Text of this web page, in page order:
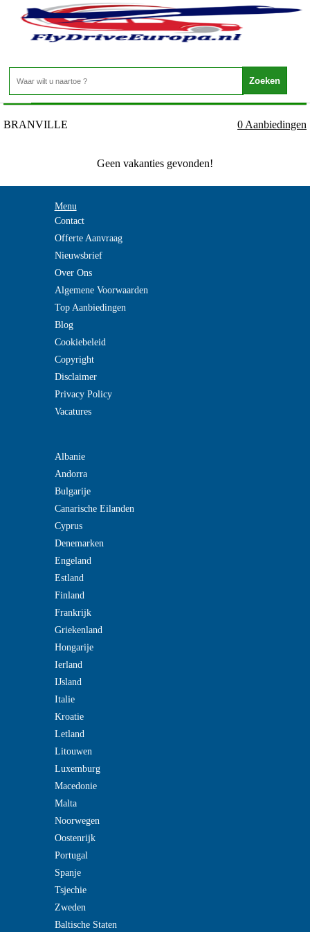
Frankrijk - NORMANDIE - BRANVILLE
Home>
BRANVILLE 0 Aanbiedingen
Geen vakanties gevonden!
Menu
Contact
Offerte Aanvraag
Nieuwsbrief
Over Ons
Algemene Voorwaarden
Top Aanbiedingen
Blog
Cookiebeleid
Copyright
Disclaimer
Privacy Policy
Vacatures
Albanie
Andorra
Bulgarije
Canarische Eilanden
Cyprus
Denemarken
Engeland
Estland
Finland
Frankrijk
Griekenland
Hongarije
Ierland
IJsland
Italie
Kroatie
Letland
Litouwen
Luxemburg
Macedonie
Malta
Noorwegen
Oostenrijk
Portugal
Spanje
Tsjechie
Zweden
Baltische Staten